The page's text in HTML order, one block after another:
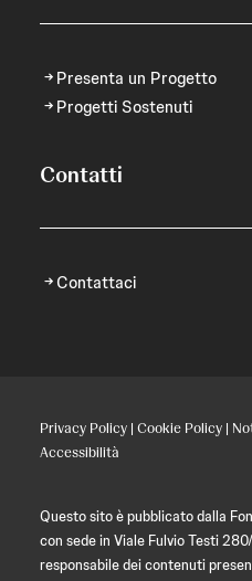
Presenta un Progetto
Progetti Sostenuti
Contatti
Contattaci
Privacy Policy | Cookie Policy |
Accessibilità
Questo sito è pubblicato dalla
con sede in Viale Fulvio Testi
responsabile dei contenuti